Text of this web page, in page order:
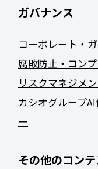
ガバナンス
コーポレート・
腐敗防止・コン
リスクマネジメ
カシオグループ
ー
その他のコン